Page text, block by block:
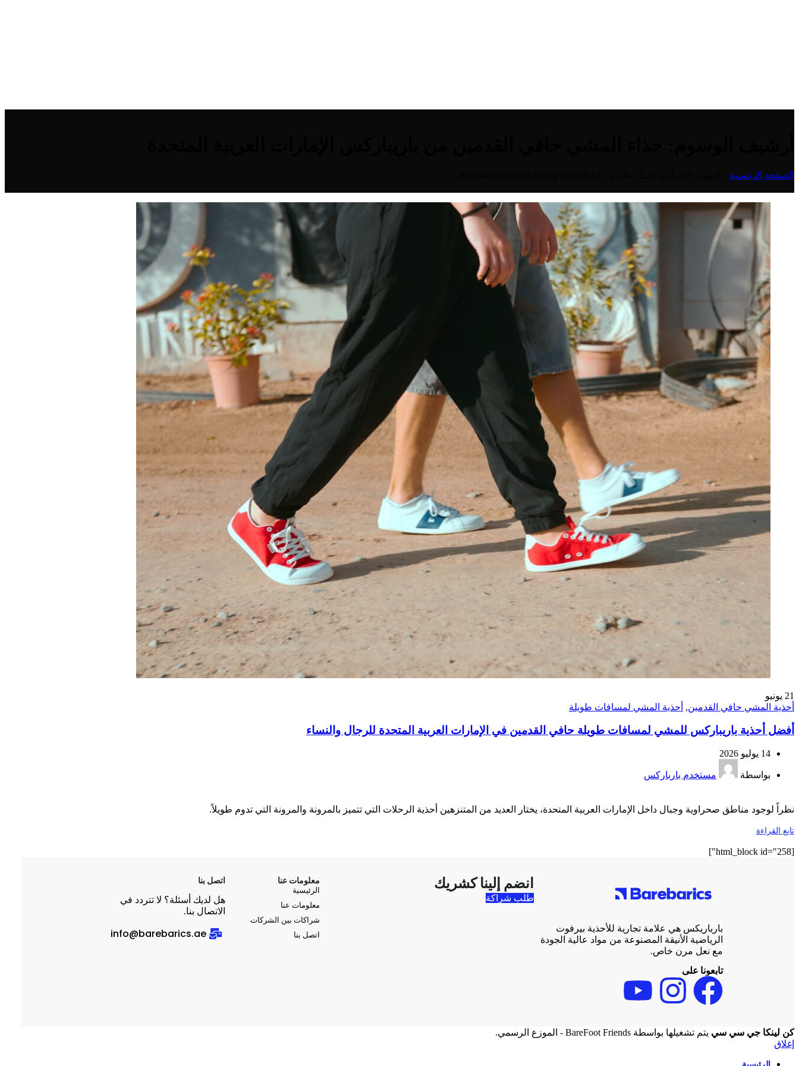
الصفحة الرئيسية
21 يونيو
أحذية المشي حافي القدمين, أحذية المشي لمسافات طويلة
أفضل أحذية باريباركس للمشي لمسافات طويلة حافي القدمين في الإمارات العربية المتحدة للرجال والنساء
14 يوليو 2026
بواسطة مستخدم بارباركس
نظراً لوجود مناطق صحراوية وجبال داخل الإمارات العربية المتحدة، يختار العديد من المتنزهين أحذية الرحلات التي تتميز بالمرونة والمرونة التي تدوم طويلاً.
تابع القراءة
[html_block id="258"]
بارباريكس هي علامة تجارية للأحذية بيرفوت
الرياضية الأنيقة المصنوعة من مواد عالية الجودة
مع نعل مرن خاص.
تابعونا على
انضم إلينا كشريك
طلب شراكة
معلومات عنا
الرئيسية
معلومات عنا
شراكات بين الشركات
اتصل بنا
اتصل بنا
هل لديك أسئلة؟ لا تتردد في
الاتصال بنا.
info@barebarics.ae
كن لينكا جي سي سي يتم تشغيلها بواسطة BareFoot Friends - الموزع الرسمي.
إغلاق